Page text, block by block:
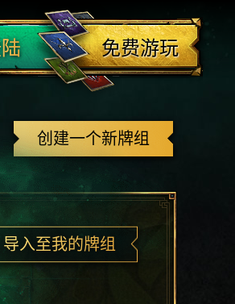
免费游玩
创建一个新牌组
导入至我的牌组